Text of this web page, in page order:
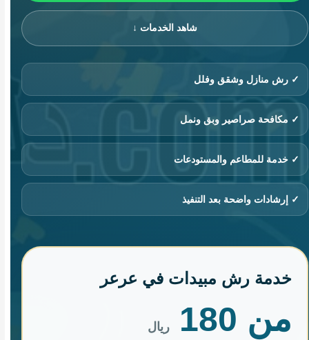
شاهد الخدمات ↓
✓ رش منازل وشقق وفلل
✓ مكافحة صراصير وبق ونمل
✓ خدمة للمطاعم والمستودعات
✓ إرشادات واضحة بعد التنفيذ
خدمة رش مبيدات في عرعر
من 180 ريال